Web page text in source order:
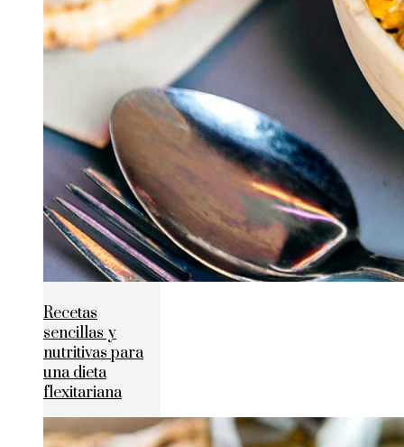
Recetas
sencillas y
nutritivas para
una dieta
flexitariana